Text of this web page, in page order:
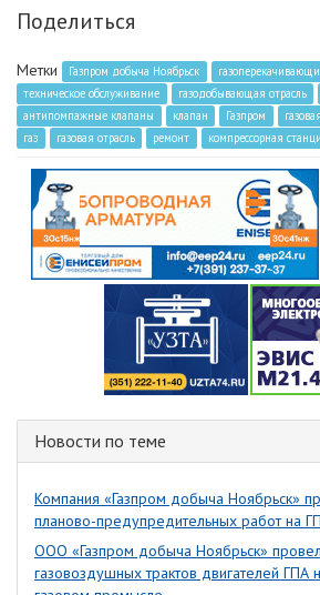
Поделиться
Метки Газпром добыча Ноябрьск
техническое обслуживание
газодобывающая отрасль
антипомпажные клапаны
клапан Газпром
газ
газовая отрасль ремонт компрессорная
Новости по теме
Компания «Газпром добыча Ноябрьск»
планово-предупредительных работ на
ООО «Газпром добыча Ноябрьск»
газовоздушных трактов двигателей ГПА